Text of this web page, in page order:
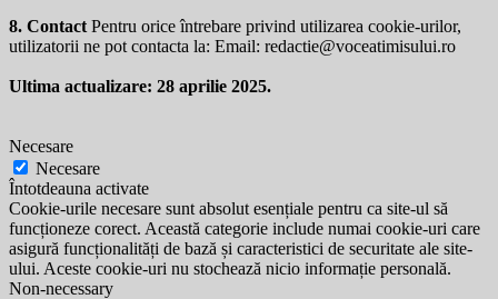
8. Contact Pentru orice întrebare privind utilizarea cookie-urilor,
utilizatorii ne pot contacta la: Email: redactie@voceatimisului.ro
Ultima actualizare: 28 aprilie 2025.
Necesare
Necesare
Întotdeauna activate
Cookie-urile necesare sunt absolut esențiale pentru ca site-ul să
funcționeze corect. Această categorie include numai cookie-uri care
asigură funcționalități de bază și caracteristici de securitate ale site-
ului. Aceste cookie-uri nu stochează nicio informație personală.
Non-necessary